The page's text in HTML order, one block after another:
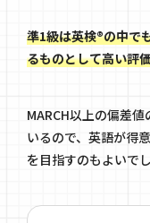
準1級は英検®の中で
るものとして高い評
MARCH以上の偏差
いるので、英語が得
を目指すのもよいでし